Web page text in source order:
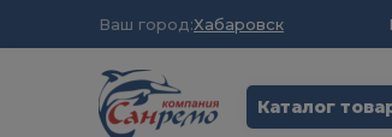
Ваш город:Хабаровск
Каталог